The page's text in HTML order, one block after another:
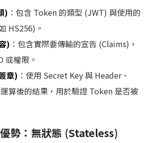
) ：包含 Token 的類型 (JWT) 與使用的
HS256)。
) ：包含實際要傳輸的宣告 (Claims)，
或權限。
章) ：使用 Secret Key 與 Header、
算後的結果，用於驗證 Token 是否被
勢：無狀態 (Stateless)